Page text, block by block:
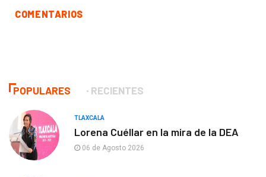
COMENTARIOS
POPULARES RECIENTES
TLAXCALA
Lorena Cuéllar en la mira de la DEA
06 de Agosto 2026